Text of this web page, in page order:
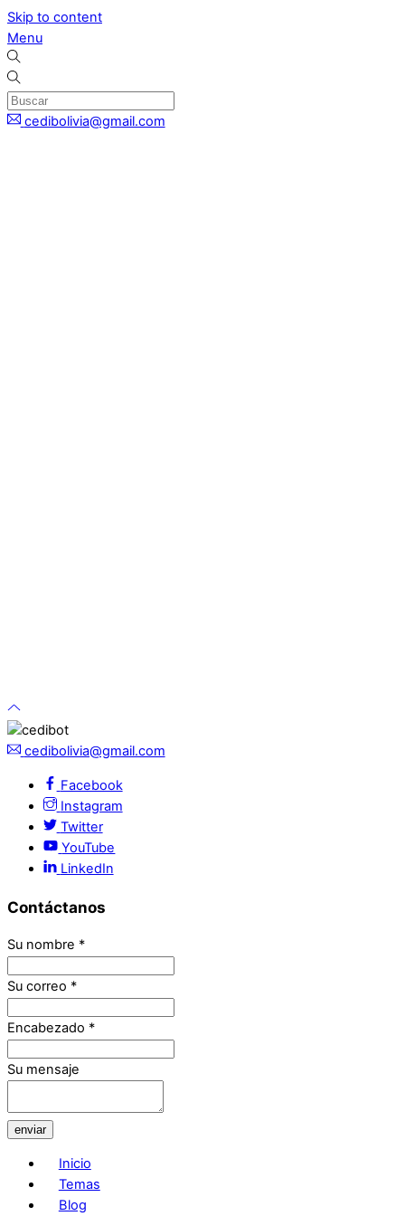
Skip to content
Menu
cedibolivia@gmail.com
cedibolivia@gmail.com
Facebook
Instagram
Twitter
YouTube
LinkedIn
Contáctanos
Su nombre *
Su correo *
Encabezado *
Su mensaje
enviar
Inicio
Temas
Blog